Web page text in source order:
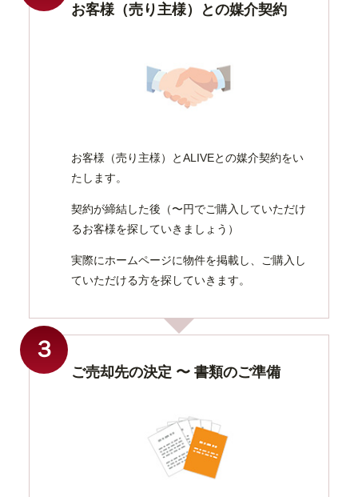
お客様（売り主様）との媒介契約
お客様（売り主様）とALIVEとの媒介契約をい
たします。
契約が締結した後（〜円でご購入していただけ
るお客様を探していきましょう）
実際にホームページに物件を掲載し、ご購入し
ていただける方を探していきます。
３
ご売却先の決定 〜 書類のご準備